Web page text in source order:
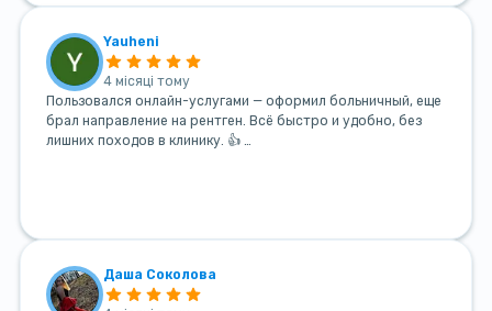
Yauheni
4 місяці тому
Пользовался онлайн-услугами — оформил больничный, еще
брал направление на рентген. Всё быстро и удобно, без
лишних походов в клинику. 👍 …
Даша Соколова